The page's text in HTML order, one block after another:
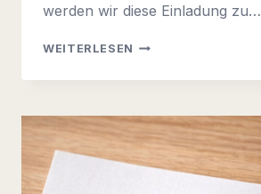
werden wir diese Einladung zu…
WEITERLESEN ZUSAMMEN